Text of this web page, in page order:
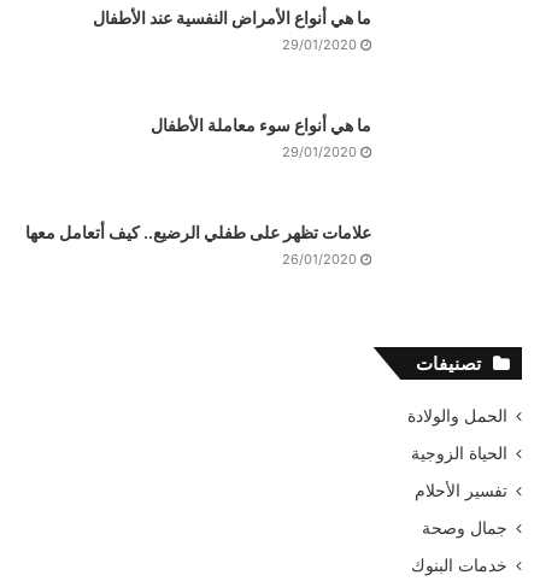
ما هي أنواع الأمراض النفسية عند الأطفال
29/01/2020
ما هي أنواع سوء معاملة الأطفال
29/01/2020
علامات تظهر على طفلي الرضيع.. كيف أتعامل معها
26/01/2020
تصنيفات
الحمل والولادة
الحياة الزوجية
تفسير الأحلام
جمال وصحة
خدمات البنوك